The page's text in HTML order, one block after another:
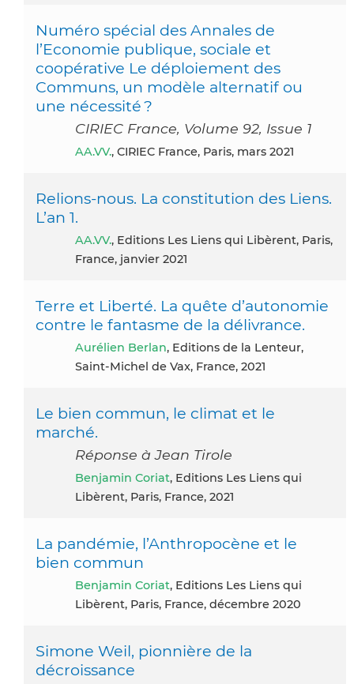
Numéro spécial des Annales de
l’Economie publique, sociale et
coopérative Le déploiement des
Communs, un modèle alternatif ou
une nécessité ?
CIRIEC France, Volume 92, Issue 1
AA.VV., CIRIEC France, Paris, mars 2021
Relions-nous. La constitution des Liens.
L’an 1.
AA.VV., Editions Les Liens qui Libèrent, Paris,
France, janvier 2021
Terre et Liberté. La quête d’autonomie
contre le fantasme de la délivrance.
Aurélien Berlan, Editions de la Lenteur,
Saint-Michel de Vax, France, 2021
Le bien commun, le climat et le
marché.
Réponse à Jean Tirole
Benjamin Coriat, Editions Les Liens qui
Libèrent, Paris, France, 2021
La pandémie, l’Anthropocène et le
bien commun
Benjamin Coriat, Editions Les Liens qui
Libèrent, Paris, France, décembre 2020
Simone Weil, pionnière de la
décroissance